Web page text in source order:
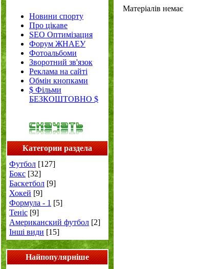
Новини спорту
Про цікаве
SEO Оптимізация
Форум ЖНАЕУ
Фотоальбоми
Зворотний зв'язок
Реклама на сайті
Обмін кнопками
$ Фільми
БЕЗКОШТОВНО $
Категории раздела
Футбол [127]
Бокс [32]
Баскетбол [9]
Хокей [9]
Формула - 1 [5]
Теніс [9]
Американский футбол [2]
Інші види [15]
Найпопулярніше
Матеріалів немає